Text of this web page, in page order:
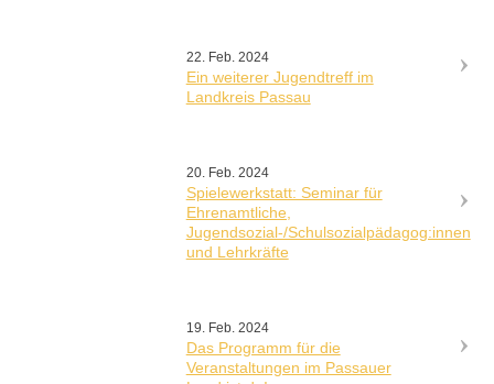
22. Feb. 2024
Ein weiterer Jugendtreff im
Landkreis Passau
20. Feb. 2024
Spielewerkstatt: Seminar für
Ehrenamtliche,
Jugendsozial-/Schulsozialpädagog:innen
und Lehrkräfte
19. Feb. 2024
Das Programm für die
Veranstaltungen im Passauer